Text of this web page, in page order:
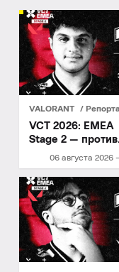
VALORANT
06 августа 2026
VCT 2026: EMEA
Stage 2 — против
Joblife